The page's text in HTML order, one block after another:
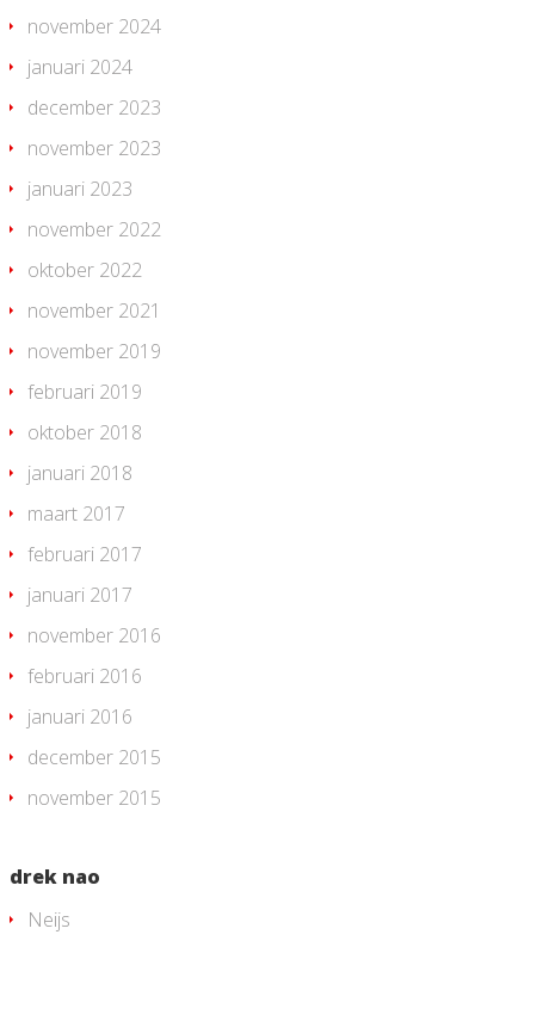
november 2024
januari 2024
december 2023
november 2023
januari 2023
november 2022
oktober 2022
november 2021
november 2019
februari 2019
oktober 2018
januari 2018
maart 2017
februari 2017
januari 2017
november 2016
februari 2016
januari 2016
december 2015
november 2015
drek nao
Neijs